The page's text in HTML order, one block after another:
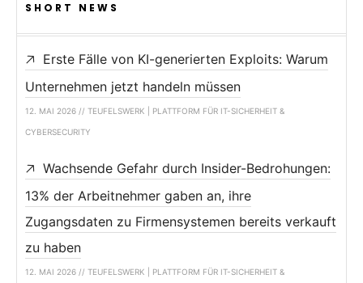
SHORT NEWS
Erste Fälle von KI-generierten Exploits: Warum
Unternehmen jetzt handeln müssen
12. MAI 2026 // TEUFELSWERK | PLATTFORM FÜR IT-SICHERHEIT &
CYBERSECURITY
Wachsende Gefahr durch Insider-Bedrohungen:
13% der Arbeitnehmer gaben an, ihre
Zugangsdaten zu Firmensystemen bereits verkauft
zu haben
12. MAI 2026 // TEUFELSWERK | PLATTFORM FÜR IT-SICHERHEIT &